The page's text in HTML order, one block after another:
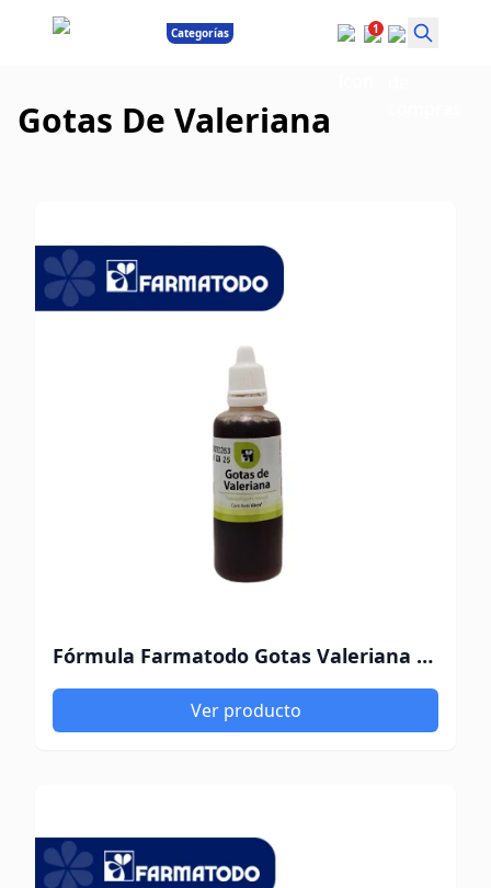
Categorías 1
Gotas De Valeriana
Fórmula Farmatodo Gotas Valeriana 60Ml
Ver producto